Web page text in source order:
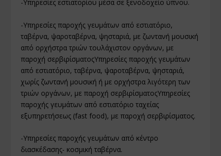
-Υπηρεσίες εστιατορίου μέσα σε ξενοδοχείο ύπνου.
-Υπηρεσίες παροχής γευμάτων από εστιατόριο,
ταβέρνα, ψαροταβέρνα, ψησταριά, με ζωντανή μουσική
από ορχήστρα τριών τουλάχιστον οργάνων, με
παροχή σερβιρίσματοςΥπηρεσίες παροχής γευμάτων
από εστιατόριο, ταβέρνα, ψαροταβέρνα, ψησταριά,
χωρίς ζωντανή μουσική ή με ορχήστρα λιγότερη των
τριών οργάνων, με παροχή σερβιρίσματοςΥπηρεσίες
παροχής γευμάτων από εστιατόριο ταχείας
εξυπηρετήσεως (fast food), με παροχή σερβιρίσματος.
-Υπηρεσίες παροχής γευμάτων από κέντρο
διασκέδασης- κοσμική ταβέρνα.